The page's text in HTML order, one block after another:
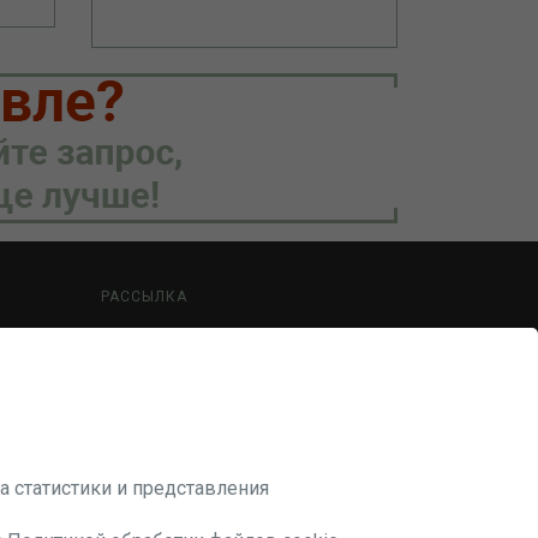
РАССЫЛКА
и представления